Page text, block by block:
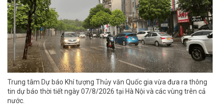
Trung tâm Dự báo Khí tượng Thủy văn Quốc gia vừa đưa ra thông
tin dự báo thời tiết ngày 07/8/2026 tại Hà Nội và các vùng trên cả
nước.